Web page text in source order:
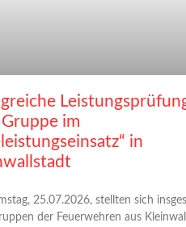
Gruppe im
in
25.07.2026, stellten sich
der Feuerwehren aus